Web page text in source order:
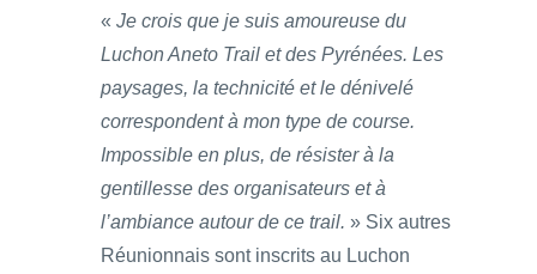
« Je crois que je suis amoureuse du
Luchon Aneto Trail et des Pyrénées. Les
paysages, la technicité et le dénivelé
correspondent à mon type de course.
Impossible en plus, de résister à la
gentillesse des organisateurs et à
l’ambiance autour de ce trail. » Six autres
Réunionnais sont inscrits au Luchon